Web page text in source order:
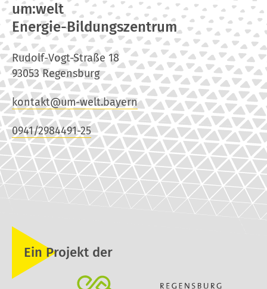
um:welt
Energie-Bildungszentrum
Rudolf-Vogt-Straße 18
93053 Regensburg
kontakt@um-welt.bayern
0941/2984491-25
Ein Projekt der